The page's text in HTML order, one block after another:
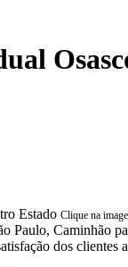
Clique na
Paulo,
dos